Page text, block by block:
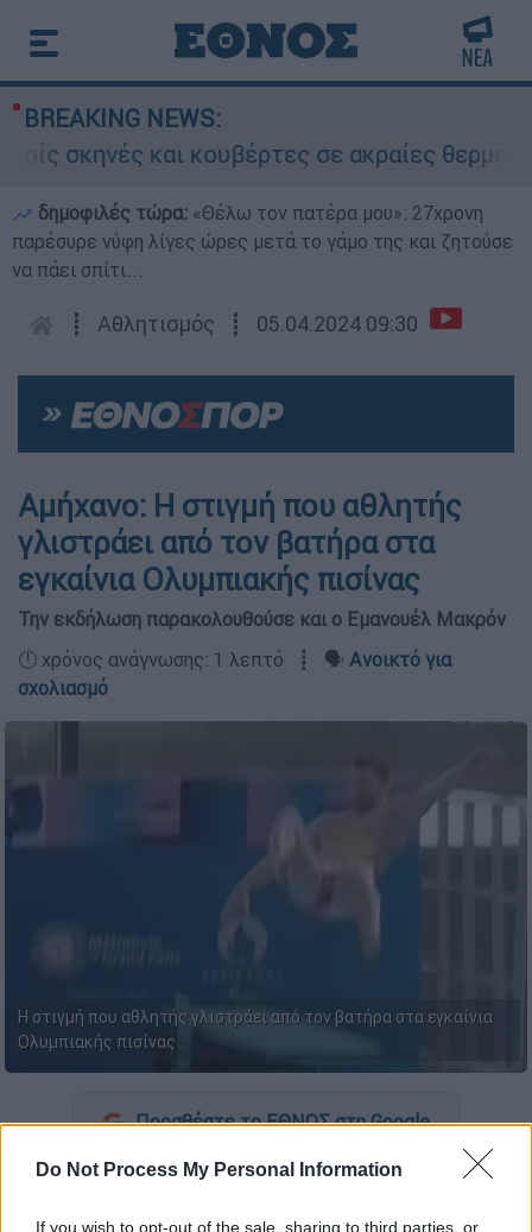
Do Not Process My Personal Information
If you wish to opt-out of the sale, sharing to third parties, or
BREAKING NEWS:
σκηνές και κουβέρτες σε ακραίες
δημοφιλές τώρα: «Θέλω τον πατέρα μου»: 27χρονη
παρέσυρε νύφη λίγες ώρες μετά το γάμο της και ζητούσε
να πάει σπίτι...
┋ Αθλητισμός ┋ 05.04.2024 09:30
Αμήχανο: H στιγμή που αθλητής
γλιστράει από τον βατήρα στα
εγκαίνια Ολυμπιακής πισίνας
Την εκδήλωση παρακολουθούσε και ο Εμανουέλ Μακρόν
🕛 χρόνος ανάγνωσης: 1 λεπτό ┋ 🗣️ Ανοικτό για
σχολιασμό
H στιγμή που αθλητής γλιστράει από τον βατήρα στα εγκαίνια
Ολυμπιακής πισίνας
Προσθέστε το ΕΘΝΟΣ στη Google
αθλητής
γλίστρησε
κατά τη διάρκεια των εγκαινίων ενός